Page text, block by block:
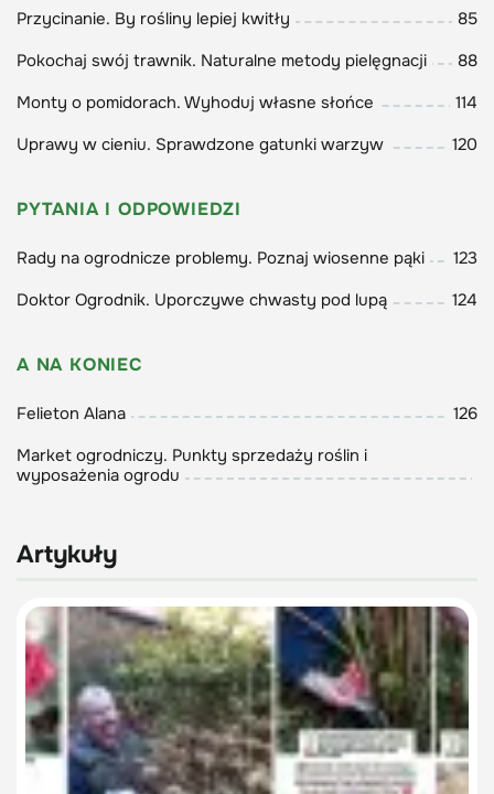
Przycinanie. By rośliny lepiej kwitły
85
Pokochaj swój trawnik. Naturalne metody pielęgnacji
88
Monty o pomidorach. Wyhoduj własne słońce
114
Uprawy w cieniu. Sprawdzone gatunki warzyw
120
PYTANIA I ODPOWIEDZI
Rady na ogrodnicze problemy. Poznaj wiosenne pąki
123
Doktor Ogrodnik. Uporczywe chwasty pod lupą
124
A NA KONIEC
Felieton Alana
126
Market ogrodniczy. Punkty sprzedaży roślin i
wyposażenia ogrodu
Artykuły